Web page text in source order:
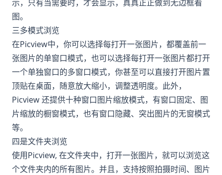
示，只有当需要时，才会显示，真真正正做到无边框看
图。
三多模式浏览
在Picview中，你可以选择每打开一张图片，都覆盖前一
张图片的单窗口模式，也可以选择每打开一张图片都打开
一个单独窗口的多窗口模式，你甚至可以直接打开图片置
顶贴在桌面，随意放大缩小，调整透明度。此外，
Picview 还提供十种窗口图片缩放模式，有窗口固定、图
片缩放的橱窗模式，也有窗口隐藏、突出图片的无窗模式
等。
四是文件夹浏览
使用Picview, 在文件夹中，打开一张图片，就可以浏览这
个文件夹内的所有图片。并且，支持按照拍摄时间、图片